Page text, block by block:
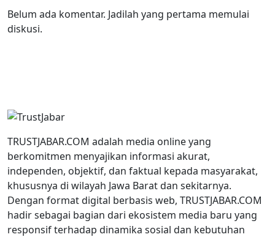
Belum ada komentar. Jadilah yang pertama memulai
diskusi.
TRUSTJABAR.COM adalah media online yang
berkomitmen menyajikan informasi akurat,
independen, objektif, dan faktual kepada masyarakat,
khususnya di wilayah Jawa Barat dan sekitarnya.
Dengan format digital berbasis web, TRUSTJABAR.COM
hadir sebagai bagian dari ekosistem media baru yang
responsif terhadap dinamika sosial dan kebutuhan